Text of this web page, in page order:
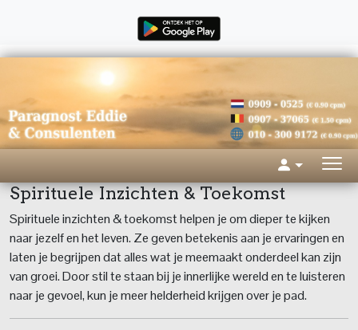
Spirituele Inzichten & Toekomst
Spirituele inzichten & toekomst helpen je om dieper te kijken
naar jezelf en het leven. Ze geven betekenis aan je ervaringen en
laten je begrijpen dat alles wat je meemaakt onderdeel kan zijn
van groei. Door stil te staan bij je innerlijke wereld en te luisteren
naar je gevoel, kun je meer helderheid krijgen over je pad.